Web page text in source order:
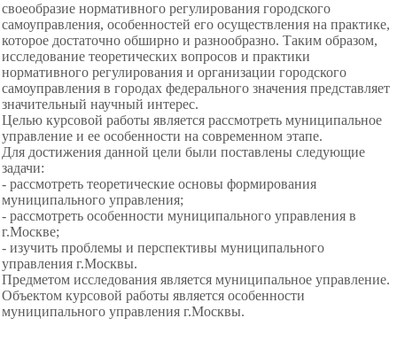
своеобразие нормативного регулирования городского
самоуправления, особенностей его осуществления на практике,
которое достаточно обширно и разнообразно. Таким образом,
исследование теоретических вопросов и практики
нормативного регулирования и организации городского
самоуправления в городах федерального значения представляет
значительный научный интерес.
Целью курсовой работы является рассмотреть муниципальное
управление и ее особенности на современном этапе.
Для достижения данной цели были поставлены следующие
задачи:
- рассмотреть теоретические основы формирования
муниципального управления;
- рассмотреть особенности муниципального управления в
г.Москве;
- изучить проблемы и перспективы муниципального
управления г.Москвы.
Предметом исследования является муниципальное управление.
Объектом курсовой работы является особенности
муниципального управления г.Москвы.